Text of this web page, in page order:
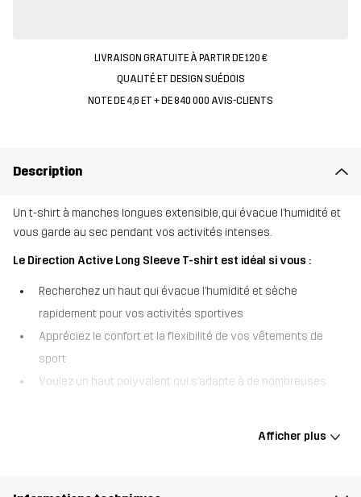
LIVRAISON GRATUITE À PARTIR DE 120 €
QUALITÉ ET DESIGN SUÉDOIS
NOTE DE 4,6 ET + DE 840 000 AVIS-CLIENTS
Description
Un t-shirt à manches longues extensible, qui évacue l’humidité et
vous garde au sec pendant vos activités intenses.
Le Direction Active Long Sleeve T-shirt est idéal si vous :
Recherchez un haut qui évacue l’humidité et sèche
rapidement pour vos activités sportives
Appréciez le confort et la flexibilité de vos vêtements de
sport
Voulez un haut polyvalent qui s’adapte à de nombreuses
Le Direction Active Long Sleeve T-shirt allie performance et
t-shirt à manches longues vous garde au sec et à l’aise pendant
Afficher plus